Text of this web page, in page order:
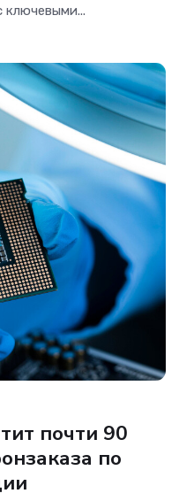
ключевыми...
почти 90
по